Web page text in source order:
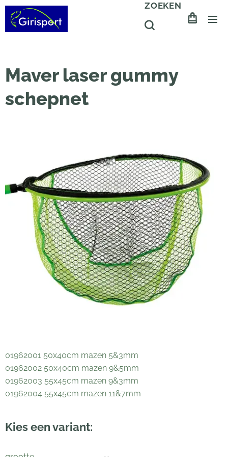
ZOEKEN
Maver laser gummy
schepnet
01962001 50x40cm mazen 5&3mm
01962002 50x40cm mazen 9&5mm
01962003 55x45cm mazen 9&3mm
01962004 55x45cm mazen 11&7mm
Kies een variant: